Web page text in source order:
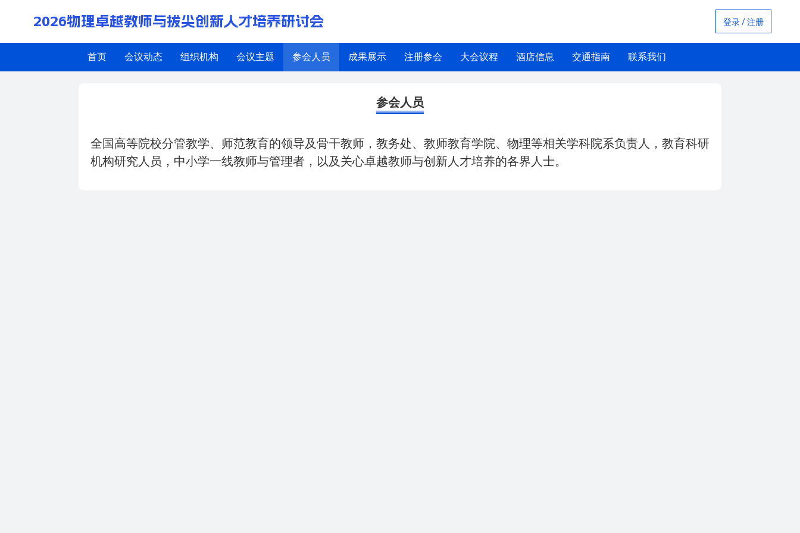
2026物理卓越教师与拔尖创新人才培养研讨会 登录 / 注册
首页 会议动态 组织机构 会议主题 参会人员 成果展示 注册参会 大会议程 酒店信息 交通指南 联系我们
参会人员
全国高等院校分管教学、师范教育的领导及骨干教师，教务处、教师教育学院、物理等相关学科院系负责人，教育科研
机构研究人员，中小学一线教师与管理者，以及关心卓越教师与创新人才培养的各界人士。